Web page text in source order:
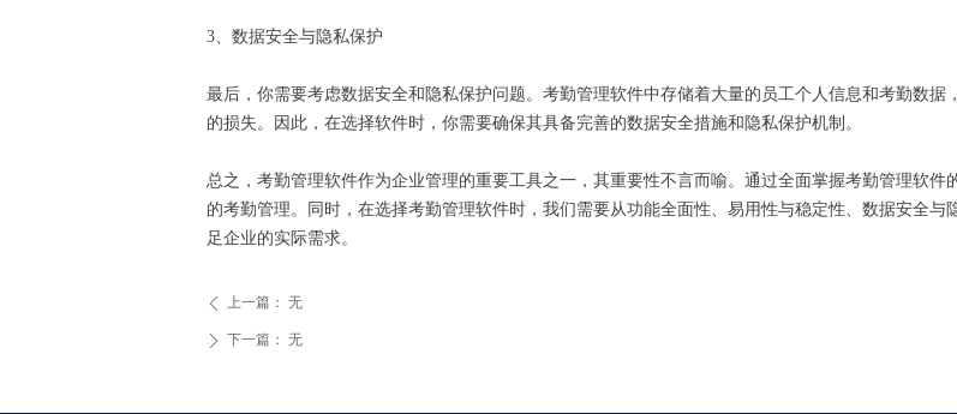
3、数据安全与隐私保护
最后，你需要考虑数据安全和隐私保护问题。考勤管理软件中存储着大量的员工个人信息和考勤数
的损失。因此，在选择软件时，你需要确保其具备完善的数据安全措施和隐私保护机制。
总之，考勤管理软件作为企业管理的重要工具之一，其重要性不言而喻。通过全面掌握考勤管理软
的考勤管理。同时，在选择考勤管理软件时，我们需要从功能全面性、易用性与稳定性、数据安全
足企业的实际需求。
ꄴ 上一篇： 无
ꄲ 下一篇： 无